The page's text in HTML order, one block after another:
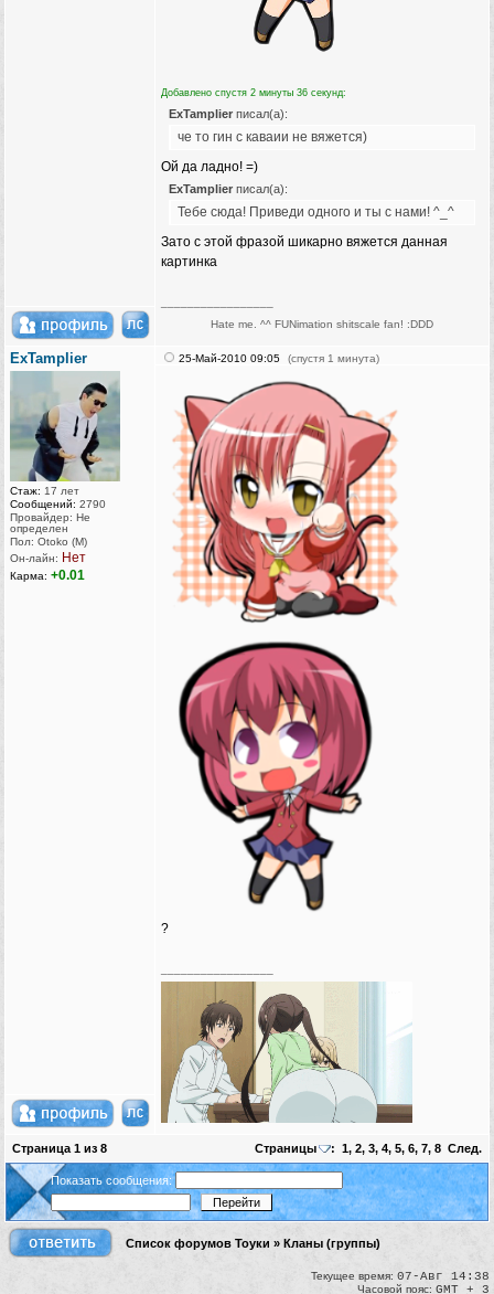
Добавлено спустя 2 минуты 36 секунд:
ExTamplier писал(а):
че то гин с каваии не вяжется)
Ой да ладно! =)
ExTamplier писал(а):
Тебе сюда! Приведи одного и ты с нами! ^_^
Зато с этой фразой шикарно вяжется данная
картинка
Hate me. ^^ FUNimation shitscale fan! :DDD
ExTamplier
Стаж: 17 лет
Сообщений: 2790
Провайдер: Не
определен
Пол: Otoko (M)
Он-лайн: Нет
Карма: +0.01
25-Май-2010 09:05 (спустя 1 минута)
?
Страница 1 из 8 Страницы : 1, 2, 3, 4, 5, 6, 7, 8 След.
Показать сообщения:
Список форумов Тоуки » Кланы (группы)
Текущее время: 07-Авг 14:38
Часовой пояс: GMT + 3